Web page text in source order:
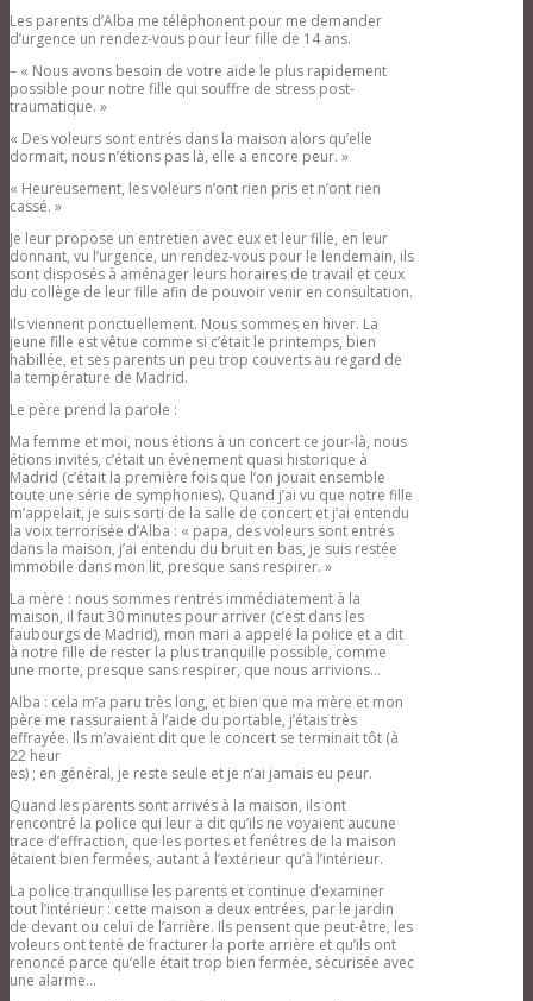
l’éducation »
Alicante 2014 – « Education et
Lyon Novembre 2011 – « Père et Nom-
du-père dans la clinique
Niteròi Brésil mai 2010 – « le Nom du
père dans la clinique
psychanalytique »
Chengdu Chine avril 2009 – « écouter
l’enfant, au regard de l’apport de
Autres articles
Notes de lecture
Bibliographie
Tables rondes
Publications
Actualités de la psychanalyse
La revue AFP
Parutions
Abonnement
Revue AFP en espagnol
Revue N°1 Analyse Freudienne en
espagnol – Avatares de lo sexual
Revue nº 2 – AFP en espagnol –
Neurosis, psicosis y perversión,
¿psicopatología anticuada o último
para la defensa del sujeto del
inconsciente?
Publications des membres
Plaquettes
Liens de travail
Convergencia
Evènements Convergencia
Textes colloques et congrès
Convergencia
Jornadas de Clínica
Evènements Jornadas de Clinica
XXIX Journeés de Clinique
Psychanalytique XXIX Jornadas
de Clínica Psicoanalítica – 27 de
noviembre de 2021 – Por
Zoom
Textes et videos Jornadas de Clinica
Lacanoamericana
Interassociatif
ANAPSYpe
Annuaire
Annuaire Espagne-France-Sudamerique
ACCÈS MEMBRES
Les parents d’Alba me téléphonent pour me demander
d’urgence un rendez-vous pour leur fille de 14 ans.
– « Nous avons besoin de votre aide le plus rapidement
possible pour notre fille qui souffre de stress post-
traumatique. »
« Des voleurs sont entrés dans la maison alors qu’elle
dormait, nous n’étions pas là, elle a encore peur. »
« Heureusement, les voleurs n’ont rien pris et n’ont rien
cassé. »
Je leur propose un entretien avec eux et leur fille, en leur
donnant, vu l’urgence, un rendez-vous pour le lendemain, ils
sont disposés à aménager leurs horaires de travail et ceux
du collège de leur fille afin de pouvoir venir en consultation.
Ils viennent ponctuellement. Nous sommes en hiver. La
jeune fille est vêtue comme si c’était le printemps, bien
habillée, et ses parents un peu trop couverts au regard de
la température de Madrid.
Le père prend la parole :
Ma femme et moi, nous étions à un concert ce jour-là, nous
étions invités, c’était un évènement quasi historique à
Madrid (c’était la première fois que l’on jouait ensemble
toute une série de symphonies). Quand j’ai vu que notre fille
m’appelait, je suis sorti de la salle de concert et j’ai entendu
la voix terrorisée d’Alba : « papa, des voleurs sont entrés
dans la maison, j’ai entendu du bruit en bas, je suis restée
immobile dans mon lit, presque sans respirer. »
La mère : nous sommes rentrés immédiatement à la
maison, il faut 30 minutes pour arriver (c’est dans les
faubourgs de Madrid), mon mari a appelé la police et a dit
à notre fille de rester la plus tranquille possible, comme
une morte, presque sans respirer, que nous arrivions…
Alba : cela m’a paru très long, et bien que ma mère et mon
père me rassuraient à l’aide du portable, j’étais très
effrayée. Ils m’avaient dit que le concert se terminait tôt (à
22 heur
es) ; en général, je reste seule et je n’ai jamais eu peur.
Quand les parents sont arrivés à la maison, ils ont
rencontré la police qui leur a dit qu’ils ne voyaient aucune
trace d’effraction, que les portes et fenêtres de la maison
étaient bien fermées, autant à l’extérieur qu’à l’intérieur.
La police tranquillise les parents et continue d’examiner
tout l’intérieur : cette maison a deux entrées, par le jardin
de devant ou celui de l’arrière. Ils pensent que peut-être, les
voleurs ont tenté de fracturer la porte arrière et qu’ils ont
renoncé parce qu’elle était trop bien fermée, sécurisée avec
une alarme…